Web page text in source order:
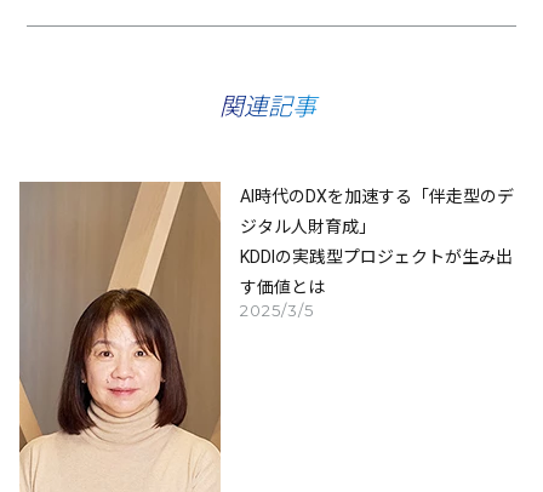
関連記事
2025/3/5
AI時代のDXを加速する「伴走型のデ
ジタル人財育成」
KDDIの実践型プロジェクトが生み出
す価値とは